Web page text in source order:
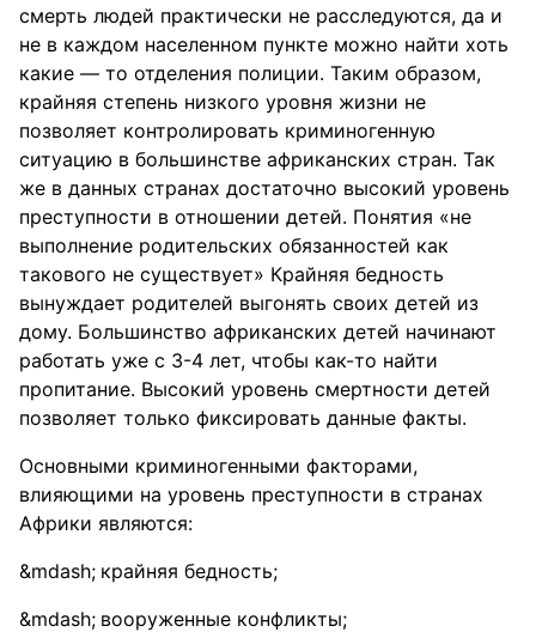
смерть людей практически не расследуются, да и
не в каждом населенном пункте можно найти хоть
какие — то отделения полиции. Таким образом,
крайняя степень низкого уровня жизни не
позволяет контролировать криминогенную
ситуацию в большинстве африканских стран. Так
же в данных странах достаточно высокий уровень
преступности в отношении детей. Понятия «не
выполнение родительских обязанностей как
такового не существует» Крайняя бедность
вынуждает родителей выгонять своих детей из
дому. Большинство африканских детей начинают
работать уже с 3-4 лет, чтобы как-то найти
пропитание. Высокий уровень смертности детей
позволяет только фиксировать данные факты.
Основными криминогенными факторами,
влияющими на уровень преступности в странах
Африки являются:
крайняя бедность;
вооруженные конфликты;